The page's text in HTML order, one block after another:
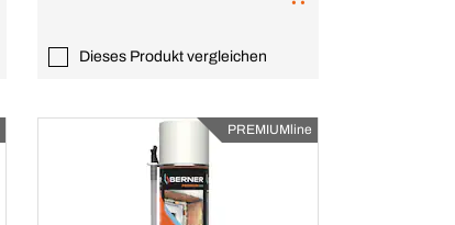
Dieses Produkt vergleichen
PREMIUMline